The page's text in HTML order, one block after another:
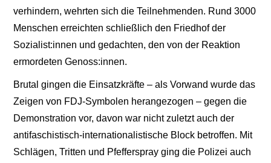
verhindern, wehrten sich die Teilnehmenden. Rund 3000
Menschen erreichten schließlich den Friedhof der
Sozialist:innen und gedachten, den von der Reaktion
ermordeten Genoss:innen.
Brutal gingen die Einsatzkräfte – als Vorwand wurde das
Zeigen von FDJ-Symbolen herangezogen – gegen die
Demonstration vor, davon war nicht zuletzt auch der
antifaschistisch-internationalistische Block betroffen. Mit
Schlägen, Tritten und Pfefferspray ging die Polizei auch